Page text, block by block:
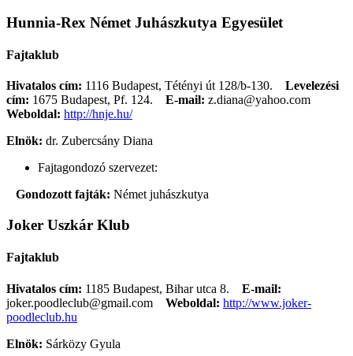
Hunnia-Rex Német Juhászkutya Egyesület
Fajtaklub
Hivatalos cím: 1116 Budapest, Tétényi út 128/b-130. Levelezési
cím: 1675 Budapest, Pf. 124. E-mail: z.diana@yahoo.com
Weboldal: http://hnje.hu/
Elnök: dr. Zubercsány Diana
Fajtagondozó szervezet:
Gondozott fajták: Német juhászkutya
Joker Uszkár Klub
Fajtaklub
Hivatalos cím: 1185 Budapest, Bihar utca 8. E-mail:
joker.poodleclub@gmail.com
Weboldal: http://www.joker-
poodleclub.hu
Elnök: Sárközy Gyula